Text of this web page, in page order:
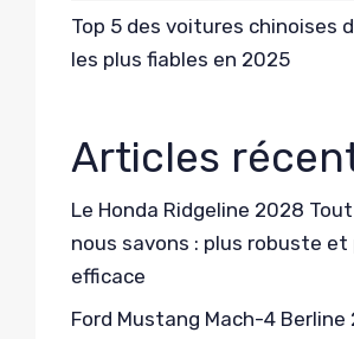
Top 5 des voitures chinoises
les plus fiables en 2025
Articles
Le Honda Ridgeline 2028
nous savons : plus robuste et
efficace
Ford Mustang Mach-4